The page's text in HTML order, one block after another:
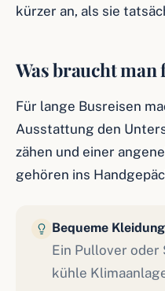
kürzer an, als sie
Was braucht
Für lange Busreisen
Ausstattung den
zähen und einer
gehören ins
Bequeme
Ein Pullover
kühle